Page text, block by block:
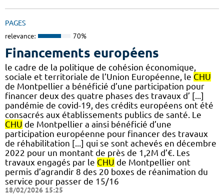
PAGES
relevance: 70%
Financements européens
le cadre de la politique de cohésion économique,
sociale et territoriale de l’Union Européenne, le CHU
de Montpellier a bénéficié d’une participation pour
financer deux des quatre phases des travaux d’ [...]
pandémie de covid-19, des crédits européens ont été
consacrés aux établissements publics de santé. Le
CHU de Montpellier a ainsi bénéficié d’une
participation européenne pour financer des travaux
de réhabilitation [...] qui se sont achevés en décembre
2022 pour un montant de près de 1,2M d’€. Les
travaux engagés par le CHU de Montpellier ont
permis d’agrandir 8 des 20 boxes de réanimation du
service pour passer de 15/16
18/02/2026 15:25